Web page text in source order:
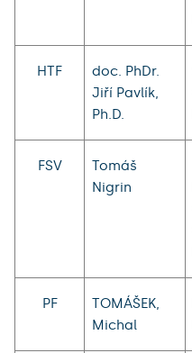
HTF
doc. PhDr.
Jiří Pavlík,
Ph.D.
FSV
Tomáš
Nigrin
PF
TOMÁŠEK,
Michal